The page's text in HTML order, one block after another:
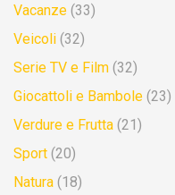
Vacanze (33)
Veicoli (32)
Serie TV e Film (32)
Giocattoli e Bambole (23)
Verdure e Frutta (21)
Sport (20)
Natura (18)